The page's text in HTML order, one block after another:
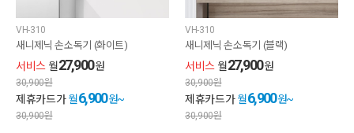
VH-310
새니제닉 손소독기 (화이트)
서비스 월27,900원
30,900원
제휴카드가 월6,900원~
30,900원
VH-310
새니제닉 손소독기 (블랙)
서비스 월27,900원
30,900원
제휴카드가 월6,900원~
30,900원